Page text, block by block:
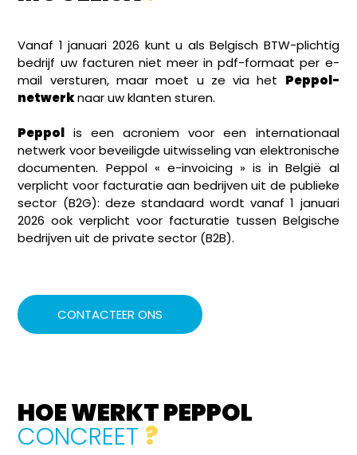
Vanaf 1 januari 2026 kunt u als Belgisch BTW-plichtig
bedrijf uw facturen niet meer in pdf-formaat per e-
mail versturen, maar moet u ze via het Peppol-
netwerknaar uw klanten sturen.
Peppol is een acroniem voor een internationaal
netwerk voor beveiligde uitwisseling van elektronische
documenten. Peppol « e-invoicing » is in België al
verplicht voor facturatie aan bedrijven uit de publieke
sector (B2G): deze standaard wordt vanaf 1 januari
2026 ook verplicht voor facturatie tussen Belgische
bedrijven uit de private sector (B2B).
CONTACTEER ONS
HOE WERKT PEPPOL
CONCREET?